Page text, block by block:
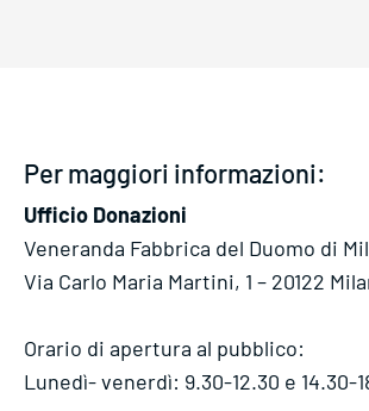
Per maggiori informazioni:
Ufficio Donazioni
Veneranda Fabbrica del Duomo di
Via Carlo Maria Martini, 1 – 20122
Orario di apertura al pubblico:
Lunedì- venerdì: 9.30-12.30 e 14.30-